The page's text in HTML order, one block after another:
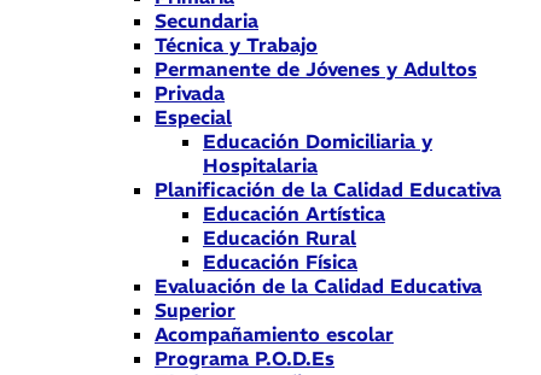
Secundaria
Técnica y Trabajo
Permanente de Jóvenes y Adultos
Privada
Especial
Educación Domiciliaria y
Hospitalaria
Planificación de la Calidad Educativa
Educación Artística
Educación Rural
Educación Física
Evaluación de la Calidad Educativa
Superior
Acompañamiento escolar
Programa P.O.D.Es